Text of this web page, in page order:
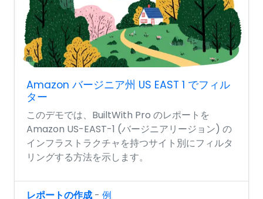
Amazon バージニア州 US EAST 1 でフィル
ター
このデモでは、BuiltWith Pro のレポートを
Amazon US-EAST-1 (バージニアリージョン) の
インフラストラクチャを持つサイト別にフィルタ
リングする方法を示します。
レポートの作成 - 例